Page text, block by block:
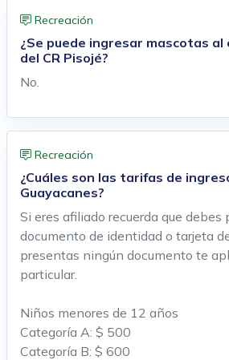
Recreación
¿Se puede ingresar mascotas
del CR Pisojé?
No.
Recreación
¿Cuáles son las tarifas de
Guayacanes?
Si eres afiliado recuerda que debes
documento de identidad o tarjeta
presentas ningún documento te
particular.
Niños menores de 12 años
Categoría A: $ 500
Categoría B: $ 600